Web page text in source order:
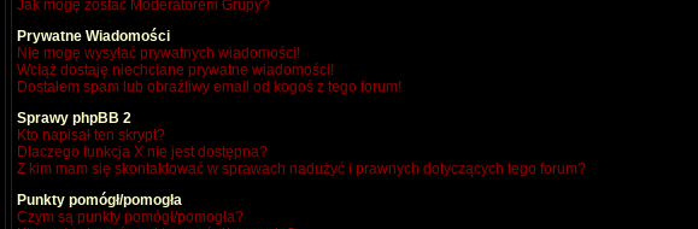
Jak mogę zostać Moderatorem Grupy?
Prywatne Wiadomości
Nie mogę wysyłać prywatnych wiadomości!
Wciąż dostaję niechciane prywatne wiadomości!
Dostałem spam lub obraźliwy email od kogoś z tego forum!
Sprawy phpBB 2
Kto napisał ten skrypt?
Dlaczego funkcja X nie jest dostępna?
Z kim mam się skontaktować w sprawach nadużyć i prawnych dotyczących tego forum?
Punkty pomógł/pomogła
Czym są punkty pomógł/pomogła?